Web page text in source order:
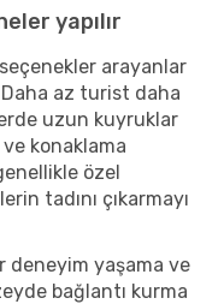
yapılır
arayanlar
az turist daha
uzun kuyruklar
konaklama
özel
tadını çıkarmayı
deneyim yaşama ve
bağlantı kurma